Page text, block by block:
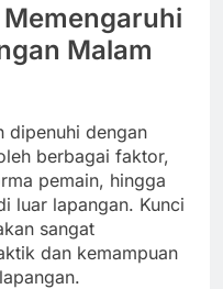
Malam
dipenuhi dengan
berbagai faktor,
pemain, hingga
luar lapangan. Kunci
sangat
dan kemampuan